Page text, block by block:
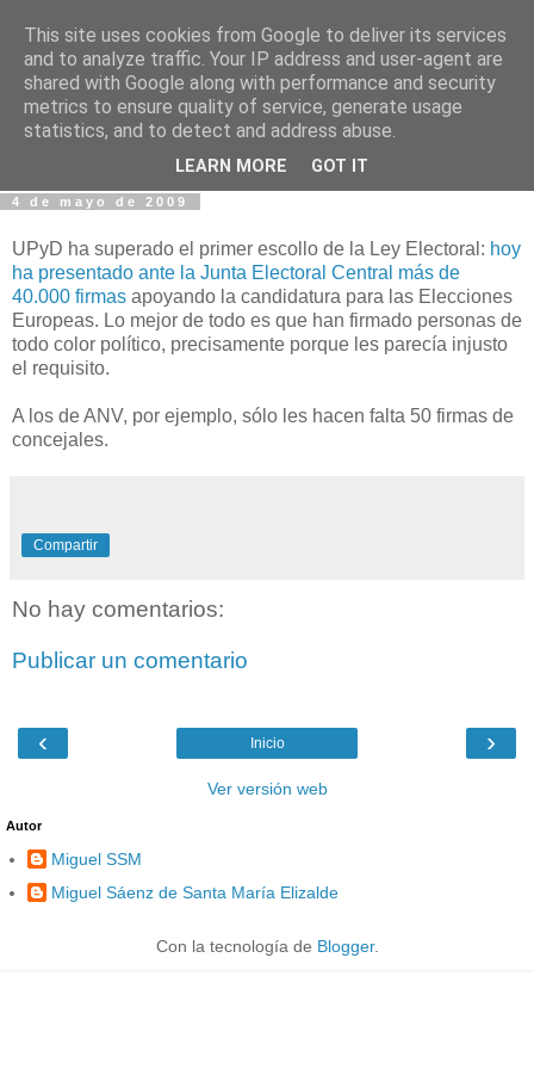
Fotos y Cosas
Miguel Sáenz de Santa María Elizalde
"Un blog es como un diario, pero sin candado".
4 de mayo de 2009
UPyD ha superado el primer escollo de la Ley Electoral: hoy
ha presentado ante la Junta Electoral Central más de
40.000 firmas apoyando la candidatura para las Elecciones
Europeas. Lo mejor de todo es que han firmado personas de
todo color político, precisamente porque les parecía injusto
el requisito.
A los de ANV, por ejemplo, sólo les hacen falta 50 firmas de
concejales.
Compartir
No hay comentarios:
Publicar un comentario
‹ ›
Inicio
Ver versión web
Autor
Miguel SSM
Miguel Sáenz de Santa María Elizalde
Con la tecnología de Blogger.
This site uses cookies from Google to deliver its services
and to analyze traffic. Your IP address and user-agent are
shared with Google along with performance and security
metrics to ensure quality of service, generate usage
statistics, and to detect and address abuse.
LEARN MORE GOT IT